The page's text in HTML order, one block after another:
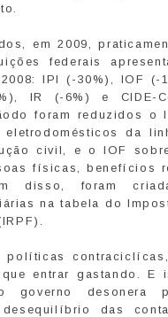
em 2009,
federais
IPI (-30%), IOF (-
IR (-6%) e CIDE-
foram reduzidos o
eletrodomésticos da
civil, e o IOF
físicas, benefícios
disso, foram
na tabela do
políticas
entrar gastando. E
governo desonera
das